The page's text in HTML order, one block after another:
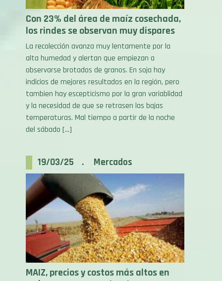
Con 23% del área de maíz cosechada,
los rindes se observan muy dispares
La recolección avanza muy lentamente por la
alta humedad y alertan que empiezan a
observarse brotados de granos. En soja hay
indicios de mejores resultados en la región, pero
tambien hay escepticismo por la gran variablidad
y la necesidad de que se retrasen las bajas
temperaturas. Mal tiempo a partir de la noche
del sábado […]
MAIZ, precios y costos más altos en
US$ pero caen en quintales